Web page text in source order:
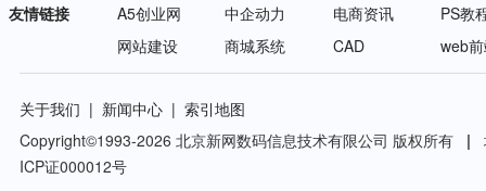
友情链接
A5创业网 中企动力 电商资讯
PS教
网站建设
商城系统 CAD web
关于我们 | 新闻中心 | 索引地图
Copyright©1993-2026 北京新网数码信息技术有限公司 版权所有 |
ICP证000012号